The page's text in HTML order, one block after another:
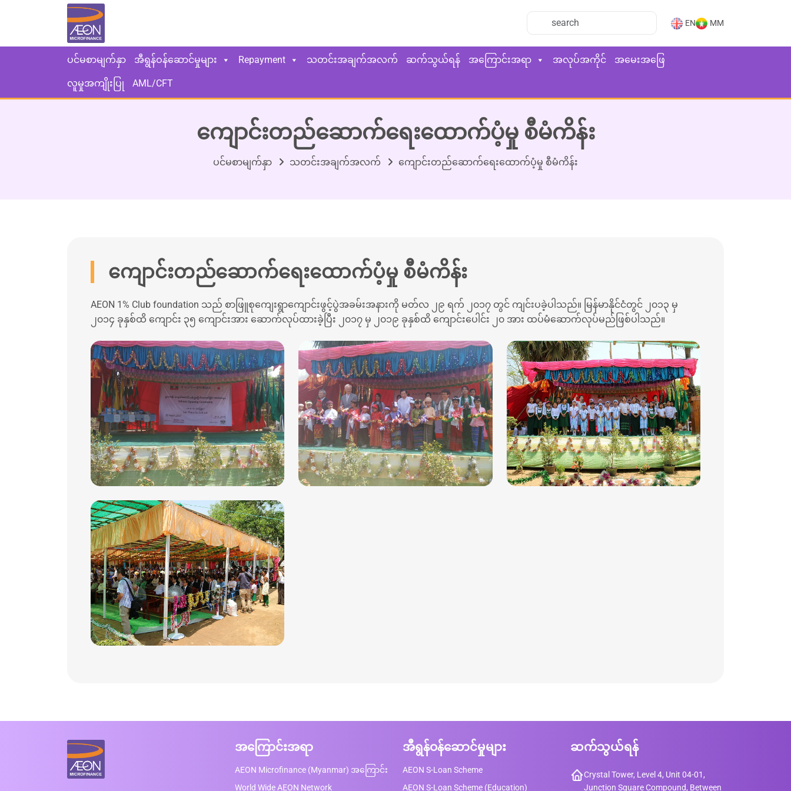
EN MM
ပင်မစာမျက်နှာ အီရွန်ဝန်ဆောင်မှုများ Repayment သတင်းအချက်အလက် ဆက်သွယ်ရန် အကြောင်းအရာ အလုပ်အကိုင် အမေးအဖြေ
လူမှုအကျိုးပြု AML/CFT
ကျောင်းတည်ဆောက်ရေးထောက်ပံ့မှု စီမံကိန်း
ပင်မစာမျက်နှာ သတင်းအချက်အလက် ကျောင်းတည်ဆောက်ရေးထောက်ပံ့မှု စီမံကိန်း
ကျောင်းတည်ဆောက်ရေးထောက်ပံ့မှု စီမံကိန်း
AEON 1% Club foundation သည် စာဖြူစုကျေးရွာကျောင်းဖွင့်ပွဲအခမ်းအနားကို မတ်လ ၂၉ ရက် ၂၀၁၇ တွင် ကျင်းပခဲ့ပါသည်။ မြန်မာနိုင်ငံတွင် ၂၀၁၃ မှ
၂၀၁၄ ခုနှစ်ထိ ကျောင်း ၃၅ ကျောင်းအား ဆောက်လုပ်ထားခဲ့ပြီး ၂၀၁၇ မှ ၂၀၁၉ ခုနှစ်ထိ ကျောင်းပေါင်း ၂၀ အား ထပ်မံဆောက်လုပ်မည်ဖြစ်ပါသည်။
အကြောင်းအရာ
AEON Microfinance (Myanmar) အကြောင်း
World Wide AEON Network
အီရွန်ဝန်ဆောင်မှုများ
AEON S-Loan Scheme
AEON S-Loan Scheme (Education)
ဆက်သွယ်ရန်
Crystal Tower, Level 4, Unit 04-01,
Junction Square Compound, Between